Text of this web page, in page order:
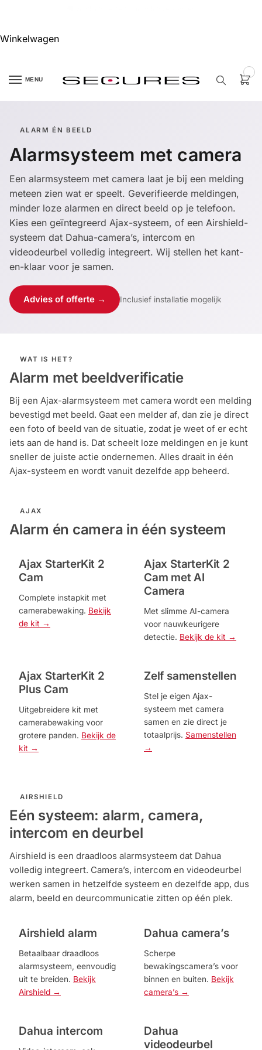
Winkelwagen
MENU
product…
P
L
A
I
R
Alarm
samenstellen
met
Camera's
Intercom
Branddetectie
Inbraakbeveiliging
Merken
Help &
service
Account Contact Help Wagen
ALARM ÉN BEELD
Alarmsysteem met camera
Een alarmsysteem met camera laat je bij een melding
meteen zien wat er speelt. Geverifieerde meldingen,
minder loze alarmen en direct beeld op je telefoon.
Kies een geïntegreerd Ajax-systeem, of een Airshield-
systeem dat Dahua-camera’s, intercom en
videodeurbel volledig integreert. Wij stellen het kant-
en-klaar voor je samen.
Advies of offerte → Inclusief installatie mogelijk
WAT IS HET?
Alarm met beeldverificatie
Bij een Ajax-alarmsysteem met camera wordt een melding
bevestigd met beeld. Gaat een melder af, dan zie je direct
een foto of beeld van de situatie, zodat je weet of er echt
iets aan de hand is. Dat scheelt loze meldingen en je kunt
sneller de juiste actie ondernemen. Alles draait in één
Ajax-systeem en wordt vanuit dezelfde app beheerd.
AJAX
Alarm én camera in één systeem
Ajax StarterKit 2
Cam
Complete instapkit met
camerabewaking. Bekijk
de kit →
Ajax StarterKit 2
Cam met AI
Camera
Met slimme AI-camera
voor nauwkeurigere
detectie. Bekijk de kit →
Ajax StarterKit 2
Plus Cam
Uitgebreidere kit met
camerabewaking voor
grotere panden. Bekijk de
kit →
Zelf samenstellen
Stel je eigen Ajax-
systeem met camera
samen en zie direct je
totaalprijs. Samenstellen
→
AIRSHIELD
Eén systeem: alarm, camera,
intercom en deurbel
Airshield is een draadloos alarmsysteem dat Dahua
volledig integreert. Camera’s, intercom en videodeurbel
werken samen in hetzelfde systeem en dezelfde app, dus
alarm, beeld en deurcommunicatie zitten op één plek.
Airshield alarm
Betaalbaar draadloos
alarmsysteem, eenvoudig
uit te breiden. Bekijk
Airshield →
Dahua camera’s
Scherpe
bewakingscamera’s voor
binnen en buiten. Bekijk
camera’s →
Dahua intercom
Dahua
videodeurbel